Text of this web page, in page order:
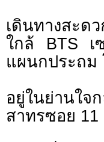
เดินทางสะดว
ใกล้ BTS เ
แผนกประถม
อยู่ในย่านใจ
สาทรซอย